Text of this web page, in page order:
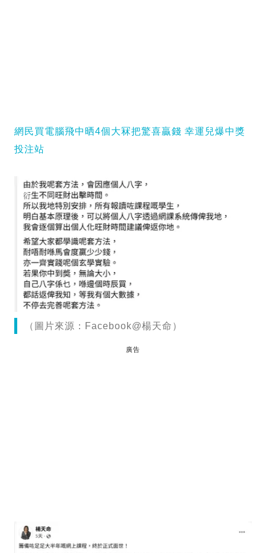
網民買電腦飛中晒4個大冧把驚喜贏錢 幸運兒爆中獎
投注站
（圖片來源：Facebook@楊天命）
廣告